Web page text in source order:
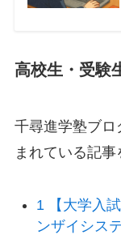
高校生・受験
千尋進学塾ブロ
まれている記事
1 【大学入
ンザイシス